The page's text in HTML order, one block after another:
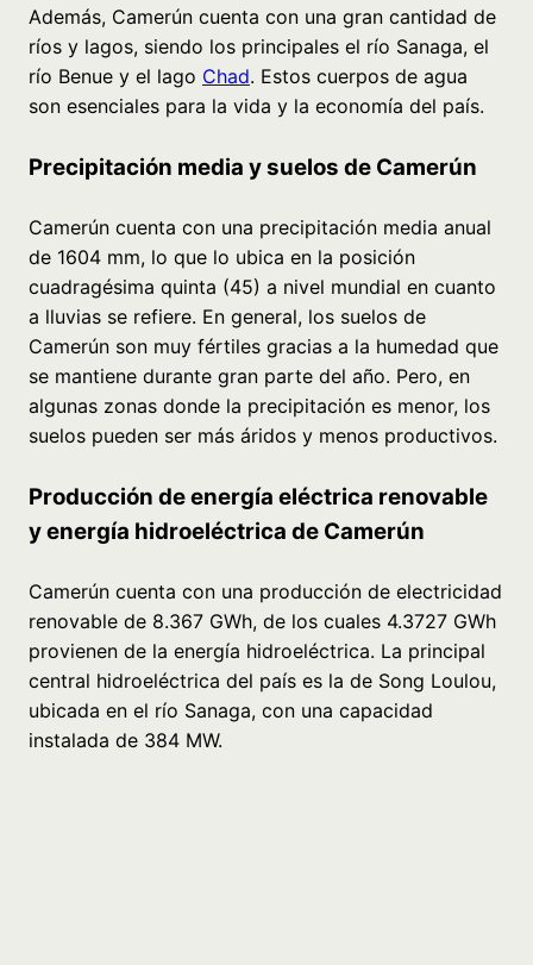
Además, Camerún cuenta con una gran cantidad de
ríos y lagos, siendo los principales el río Sanaga, el
río Benue y el lago Chad. Estos cuerpos de agua
son esenciales para la vida y la economía del país.
Precipitación media y suelos de Camerún
Camerún cuenta con una precipitación media anual
de 1604 mm, lo que lo ubica en la posición
cuadragésima quinta (45) a nivel mundial en cuanto
a lluvias se refiere. En general, los suelos de
Camerún son muy fértiles gracias a la humedad que
se mantiene durante gran parte del año. Pero, en
algunas zonas donde la precipitación es menor, los
suelos pueden ser más áridos y menos productivos.
Producción de energía eléctrica renovable
y energía hidroeléctrica de Camerún
Camerún cuenta con una producción de electricidad
renovable de 8.367 GWh, de los cuales 4.3727 GWh
provienen de la energía hidroeléctrica. La principal
central hidroeléctrica del país es la de Song Loulou,
ubicada en el río Sanaga, con una capacidad
instalada de 384 MW.